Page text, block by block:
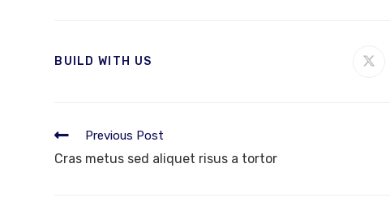
BUILD WITH US
Previous Post
Cras metus sed aliquet risus a tortor